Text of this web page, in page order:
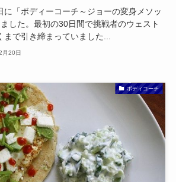
に「ボディーコーチ～ジョーの変身メソッ
した。最初の30日間で挑戦者のウェスト
で引き締まっていました...
月20日
ボディコーチ